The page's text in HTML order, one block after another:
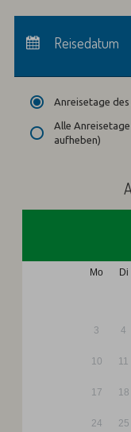
Abreise:keine
Reisedatum
Anreisetage
Alle
aufheben)
Mo Di
3 4
10 11
17 18
24 25